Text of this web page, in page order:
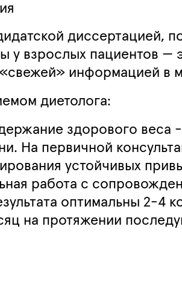
диссертацией,
взрослых пациентов —
информацией в
диетолога:
здорового веса
На первичной
устойчивых
работа с
оптимальны 2-4
на протяжении